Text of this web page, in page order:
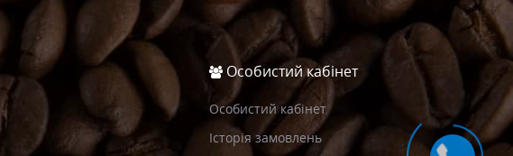
Особистий кабінет
Особистий кабінет
Історія замовлень